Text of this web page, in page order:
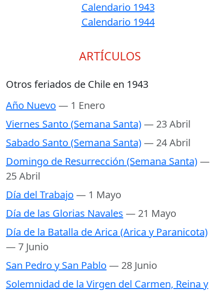
Calendario 1943
Calendario 1944
ARTÍCULOS
Otros feriados de Chile en 1943
Año Nuevo — 1 Enero
Viernes Santo (Semana Santa)— 23 Abril
Sabado Santo (Semana Santa)— 24 Abril
Domingo de Resurrección (Semana Santa)—
25 Abril
Día del Trabajo — 1 Mayo
Día de las Glorias Navales — 21 Mayo
Día de la Batalla de Arica (Arica y Paranicota)
— 7 Junio
San Pedro y San Pablo — 28 Junio
Solemnidad de la Virgen del Carmen, Reina y